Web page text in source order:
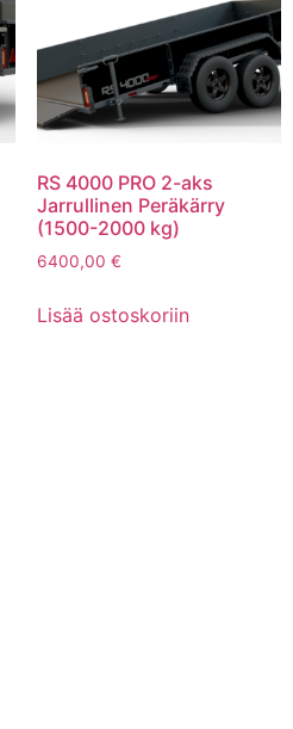
RS 4000 PRO 2-aks
Jarrullinen Peräkärry
(1500-2000 kg)
6400,00 €
Lisää ostoskoriin